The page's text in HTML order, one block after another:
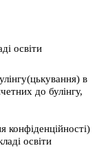
освіти
в
до булінгу,
конфіденційності)
освіти